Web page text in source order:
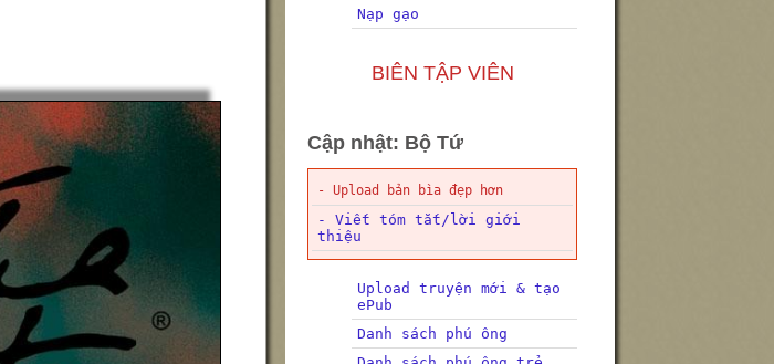
Nạp gạo
BIÊN TẬP VIÊN
Cập nhật: Bộ Tứ
- Upload bản bìa đẹp hơn
- Viết tóm tắt/lời giới
thiệu
Upload truyện mới & tạo
ePub
Danh sách phú ông